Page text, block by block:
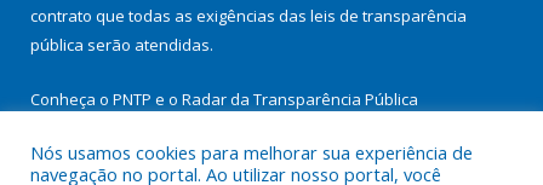
contrato que todas as exigências das leis de transparência
pública serão atendidas.
Conheça o PNTP e o Radar da Transparência Pública
Nós usamos cookies para melhorar sua experiência de
navegação no portal. Ao utilizar nosso portal, você